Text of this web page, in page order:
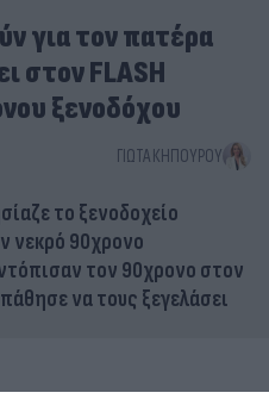
για τον πατέρα
στον FLASH
ξενοδόχου
ΓΙΏΤΑ ΚΗΠΟΥΡΟΎ
το ξενοδοχείο
νεκρό 90χρονο
τον 90χρονο στον
να τους ξεγελάσει